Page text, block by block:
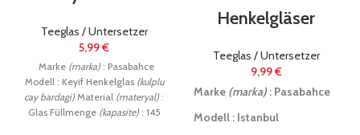
Teeglas / Untersetzer
5,99€
Marke (marka) : Pasabahce
Modell : Keyif Henkelglas (kulplu
cay bardagi) Material (materyal) :
Glas Füllmenge(kapasite): 145
Henkelgläser
Teeglas / Untersetzer
9,99€
Marke (marka) : Pasabahce
Modell : Istanbul